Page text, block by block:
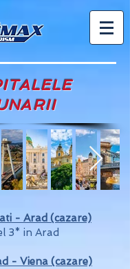
- Arad (cazare)
3* in Arad
- Viena (cazare)